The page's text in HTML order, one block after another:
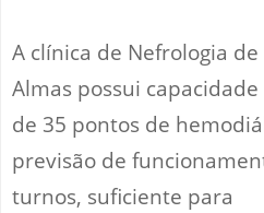
A clínica de Nefrologia de
Almas possui
de 35 pontos de
previsão de
turnos, suficiente para